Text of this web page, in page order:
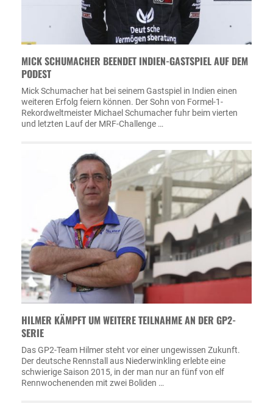
MICK SCHUMACHER BEENDET INDIEN-GASTSPIEL AUF DEM
PODEST
Mick Schumacher hat bei seinem Gastspiel in Indien einen
weiteren Erfolg feiern können. Der Sohn von Formel-1-
Rekordweltmeister Michael Schumacher fuhr beim vierten
und letzten Lauf der MRF-Challenge …
HILMER KÄMPFT UM WEITERE TEILNAHME AN DER GP2-
SERIE
Das GP2-Team Hilmer steht vor einer ungewissen Zukunft.
Der deutsche Rennstall aus Niederwinkling erlebte eine
schwierige Saison 2015, in der man nur an fünf von elf
Rennwochenenden mit zwei Boliden …